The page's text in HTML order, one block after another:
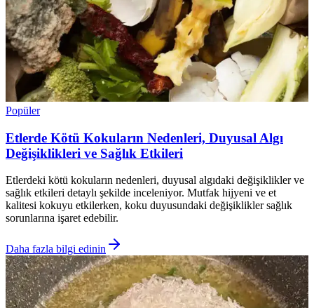
Popüler
Etlerde Kötü Kokuların Nedenleri, Duyusal Algı
Değişiklikleri ve Sağlık Etkileri
Etlerdeki kötü kokuların nedenleri, duyusal algıdaki değişiklikler ve
sağlık etkileri detaylı şekilde inceleniyor. Mutfak hijyeni ve et
kalitesi kokuyu etkilerken, koku duyusundaki değişiklikler sağlık
sorunlarına işaret edebilir.
Daha fazla bilgi edinin